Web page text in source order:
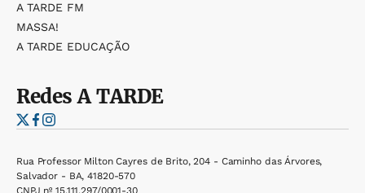
A TARDE FM
MASSA!
A TARDE EDUCAÇÃO
RedesA TARDE
Rua Professor Milton Cayres de Brito, 204 - Caminho das Árvores,
Salvador - BA, 41820-570
CNPJ nº 15.111.297/0001-30